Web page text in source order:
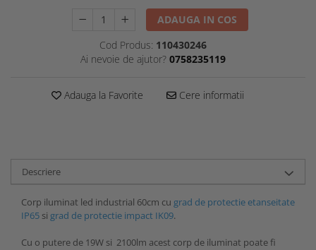
ADAUGA IN COS
Cod Produs: 110430246
Ai nevoie de ajutor? 0758235119
Adauga la Favorite Cere informatii
Descriere
Corp iluminat led industrial 60cm cu grad de protectie etanseitate
IP65 si grad de protectie impact IK09.
Cu o putere de 19W si 2100lm acest corp de iluminat poate fi